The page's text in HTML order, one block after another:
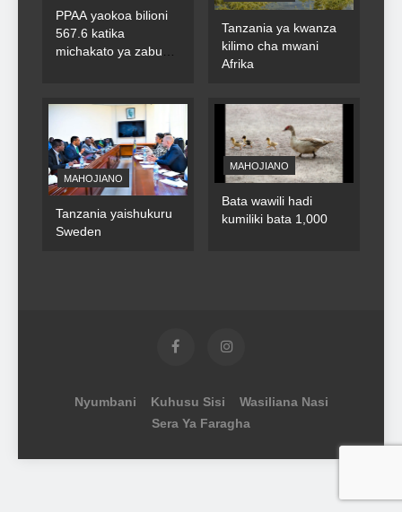
PPAA yaokoa bilioni
567.6 katika
michakato ya zabuni
Tanzania ya kwanza
kilimo cha mwani
Afrika
MAHOJIANO
Tanzania yaishukuru
Sweden
MAHOJIANO
Bata wawili hadi
kumiliki bata 1,000
Nyumbani Kuhusu Sisi
Wasiliana Nasi
Sera Ya Faragha